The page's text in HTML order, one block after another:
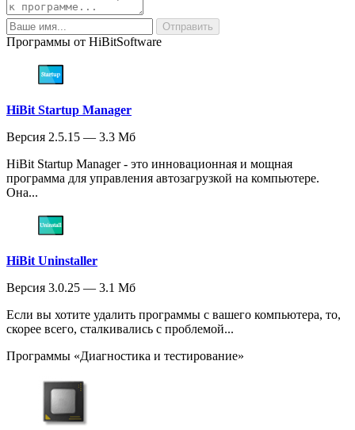
Программы от HiBitSoftware
HiBit Startup Manager
Версия 2.5.15 — 3.3 Мб
HiBit Startup Manager - это инновационная и мощная
программа для управления автозагрузкой на компьютере.
Она...
HiBit Uninstaller
Версия 3.0.25 — 3.1 Мб
Если вы хотите удалить программы с вашего компьютера, то,
скорее всего, сталкивались с проблемой...
Программы «Диагностика и тестирование»